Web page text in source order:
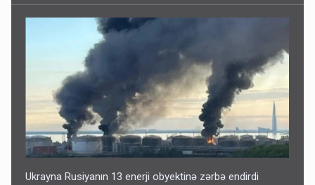
Ukrayna Rusiyanın 13 enerji obyektinə zərbə endirdi